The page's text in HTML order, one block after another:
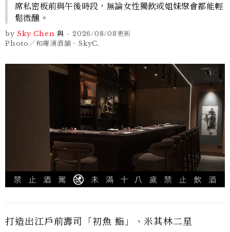
席私密板前與午後時段，無論女性獨飲或姐妹聚會都能輕
鬆微醺。
by Sky Chen 與 - 2026/08/08更新
Photo／和庵清酒舖、SkyC.
打造出江戶前壽司「初魚 鮨」、米其林二星